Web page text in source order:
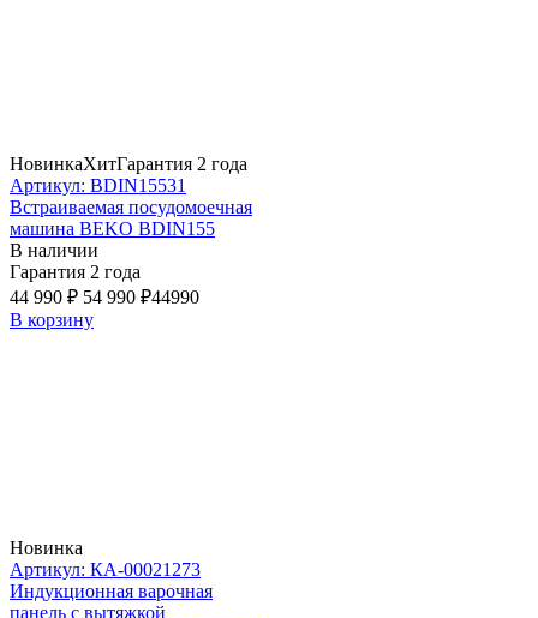
НовинкаХитГарантия 2 года
Артикул: BDIN15531
Встраиваемая посудомоечная
машина BEKO BDIN155
В наличии
Гарантия 2 года
44 990 ₽ 54 990 ₽44990
В корзину
Новинка
Артикул: КА-00021273
Индукционная варочная
панель с вытяжкой